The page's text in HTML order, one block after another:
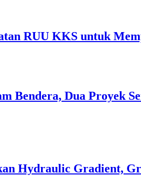
RUU KKS untuk
Bendera, Dua Proyek
Hydraulic Gradient,